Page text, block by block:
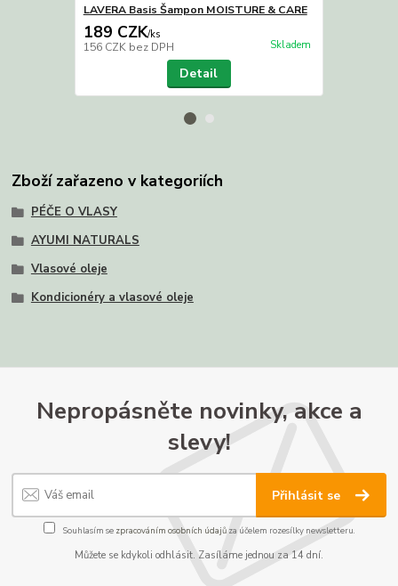
LAVERA Basis Šampon MOISTURE & CARE
189 CZK/ks
156 CZK bez DPH Skladem
Detail
Zboží zařazeno v kategoriích
PÉČE O VLASY
AYUMI NATURALS
Vlasové oleje
Kondicionéry a vlasové oleje
Nepropásněte novinky, akce a
slevy!
Přihlásit se
Souhlasím se zpracováním osobních údajůza účelem rozesílky newsletteru.
Můžete se kdykoli odhlásit. Zasíláme jednou za 14 dní.